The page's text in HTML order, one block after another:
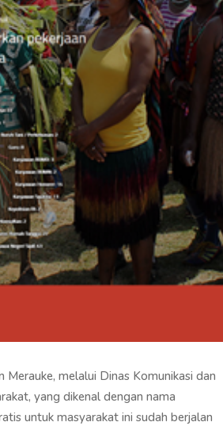
melalui Dinas Komunikasi dan
yang dikenal dengan nama
untuk masyarakat ini sudah berjalan